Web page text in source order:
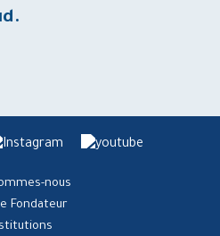
nous
Fondateur